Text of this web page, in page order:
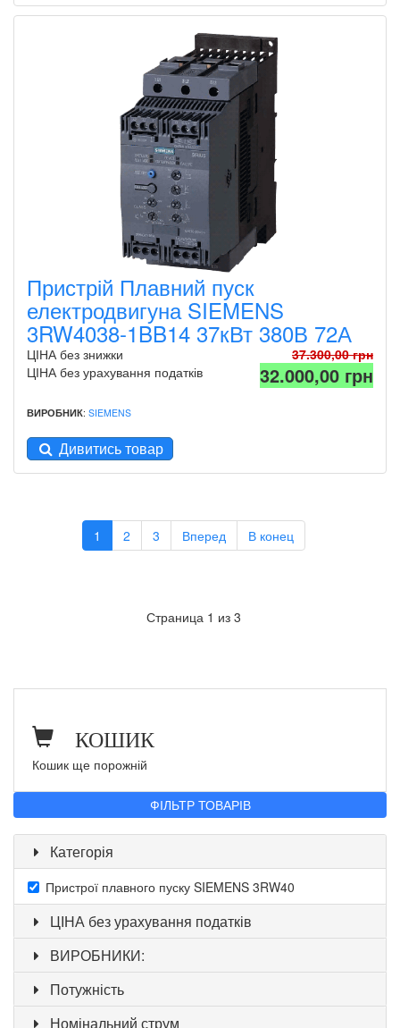
Пристрій Плавний пуск
електродвигуна SIEMENS
3RW4038-1BB14 37кВт 380В 72А
ЦІНА без знижки
37.300,00 грн
ЦІНА без урахування податків
32.000,00 грн
ВИРОБНИК: SIEMENS
Дивитись товар
1 2 3 Вперед В конец
Страница 1 из 3
КОШИК
Кошик ще порожній
ФІЛЬТР ТОВАРІВ
Категорія
Пристрої плавного пуску SIEMENS 3RW40
ЦІНА без урахування податків
ВИРОБНИКИ:
Потужність
Номінальний струм